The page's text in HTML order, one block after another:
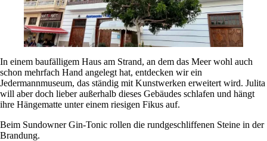
In einem baufälligem Haus am Strand, an dem das Meer wohl auch
schon mehrfach Hand angelegt hat, entdecken wir ein
Jedermannmuseum, das ständig mit Kunstwerken erweitert wird. Julita
will aber doch lieber außerhalb dieses Gebäudes schlafen und hängt
ihre Hängematte unter einem riesigen Fikus auf.
Beim Sundowner Gin-Tonic rollen die rundgeschliffenen Steine in der
Brandung.